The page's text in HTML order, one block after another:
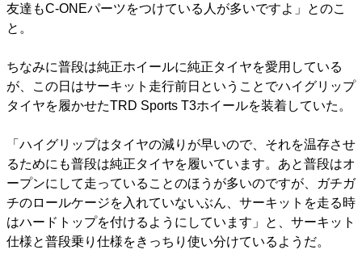
友達もC-ONEパーツをつけている人が多いですよ」とのこ
と。
ちなみに普段は純正ホイールに純正タイヤを愛用している
が、この日はサーキット走行前日ということでハイグリップ
タイヤを履かせたTRD Sports T3ホイールを装着していた。
「ハイグリップはタイヤの減りが早いので、それを温存させ
るためにも普段は純正タイヤを履いています。あと普段はオ
ープンにして走っていることのほうが多いのですが、ガチガ
チのロールケージを入れていないぶん、サーキットを走る時
はハードトップを付けるようにしています」と、サーキット
仕様と普段乗り仕様をきっちり使い分けているようだ。